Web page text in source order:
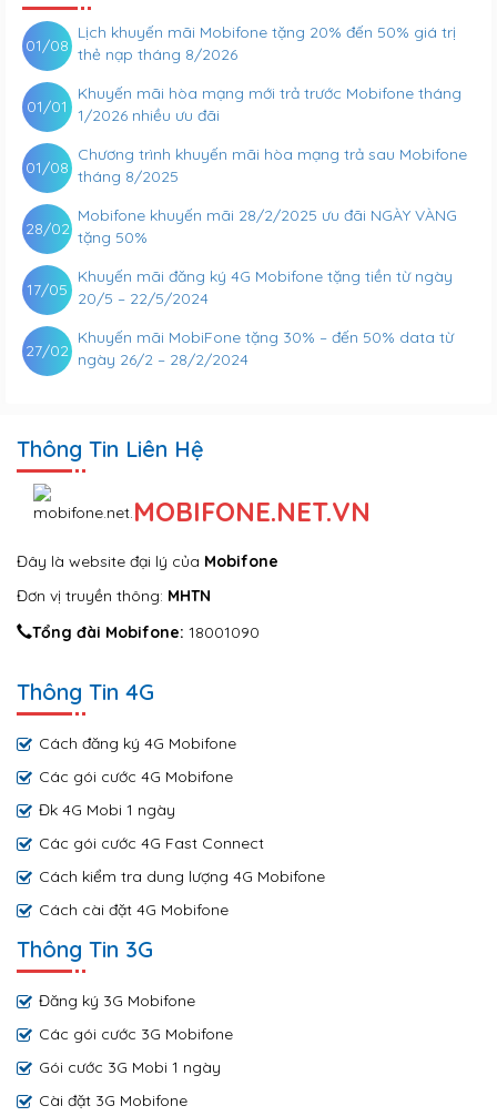
Lịch khuyến mãi Mobifone tặng 20% đến 50% giá trị
thẻ nạp tháng 8/2026
01/08
Khuyến mãi hòa mạng mới trả trước Mobifone tháng
1/2026 nhiều ưu đãi
01/01
Chương trình khuyến mãi hòa mạng trả sau Mobifone
tháng 8/2025
01/08
Mobifone khuyến mãi 28/2/2025 ưu đãi NGÀY VÀNG
tặng 50%
28/02
Khuyến mãi đăng ký 4G Mobifone tặng tiền từ ngày
20/5 – 22/5/2024
17/05
Khuyến mãi MobiFone tặng 30% – đến 50% data từ
ngày 26/2 – 28/2/2024
27/02
Thông Tin Liên Hệ
MOBIFONE.NET.VN
Đây là website đại lý của Mobifone
Đơn vị truyền thông: MHTN
Tổng đài Mobifone: 18001090
Thông Tin 4G
Cách đăng ký 4G Mobifone
Các gói cước 4G Mobifone
Đk 4G Mobi 1 ngày
Các gói cước 4G Fast Connect
Cách kiểm tra dung lượng 4G Mobifone
Cách cài đặt 4G Mobifone
Thông Tin 3G
Đăng ký 3G Mobifone
Các gói cước 3G Mobifone
Gói cước 3G Mobi 1 ngày
Cài đặt 3G Mobifone